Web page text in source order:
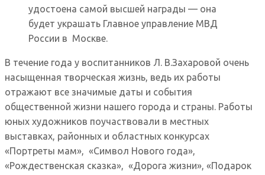
удостоена самой высшей награды — она
будет украшать Главное управление МВД
России в Москве.
В течение года у воспитанников Л. В.Захаровой очень
насыщенная творческая жизнь, ведь их работы
отражают все значимые даты и события
общественной жизни нашего города и страны. Работы
юных художников поучаствовали в местных
выставках, районных и областных конкурсах
«Портреты мам», «Символ Нового года»,
«Рождественская сказка», «Дорога жизни», «Подарок